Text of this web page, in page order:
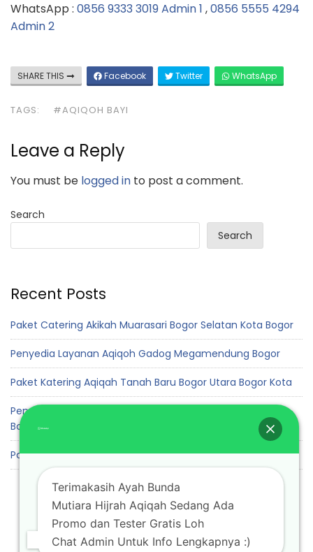
WhatsApp : 0856 9333 3019 Admin 1 ,0856 5555 4294
Admin 2
SHARE THIS Facebook Twitter WhatsApp
TAGS: #AQIQOH BAYI
Leave a Reply
You must be logged in to post a comment.
Search
Search
Recent Posts
Paket Catering Akikah Muarasari Bogor Selatan Kota Bogor
Penyedia Layanan Aqiqoh Gadog Megamendung Bogor
Paket Katering Aqiqah Tanah Baru Bogor Utara Bogor Kota
Penyedia Jasa Layanan Akikah Cadas Ngampar Sukaraja
Bogor
Paket Aqiqah Padurenan Gunung Sindur Bogor
Terimakasih Ayah Bunda
Mutiara Hijrah Aqiqah Sedang Ada
Promo dan Tester Gratis Loh
Chat Admin Untuk Info Lengkapnya :)